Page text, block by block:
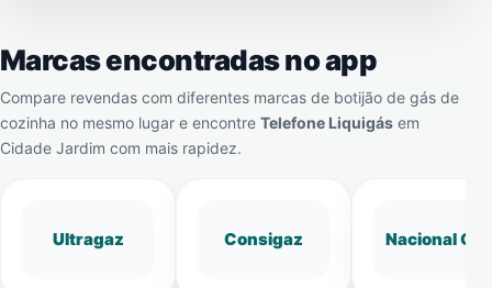
Marcas encontradas no app
Compare revendas com diferentes marcas de botijão de gás de
cozinha no mesmo lugar e encontre Telefone Liquigás em
Cidade Jardim com mais rapidez.
Ultragaz Consigaz Nacional Gás